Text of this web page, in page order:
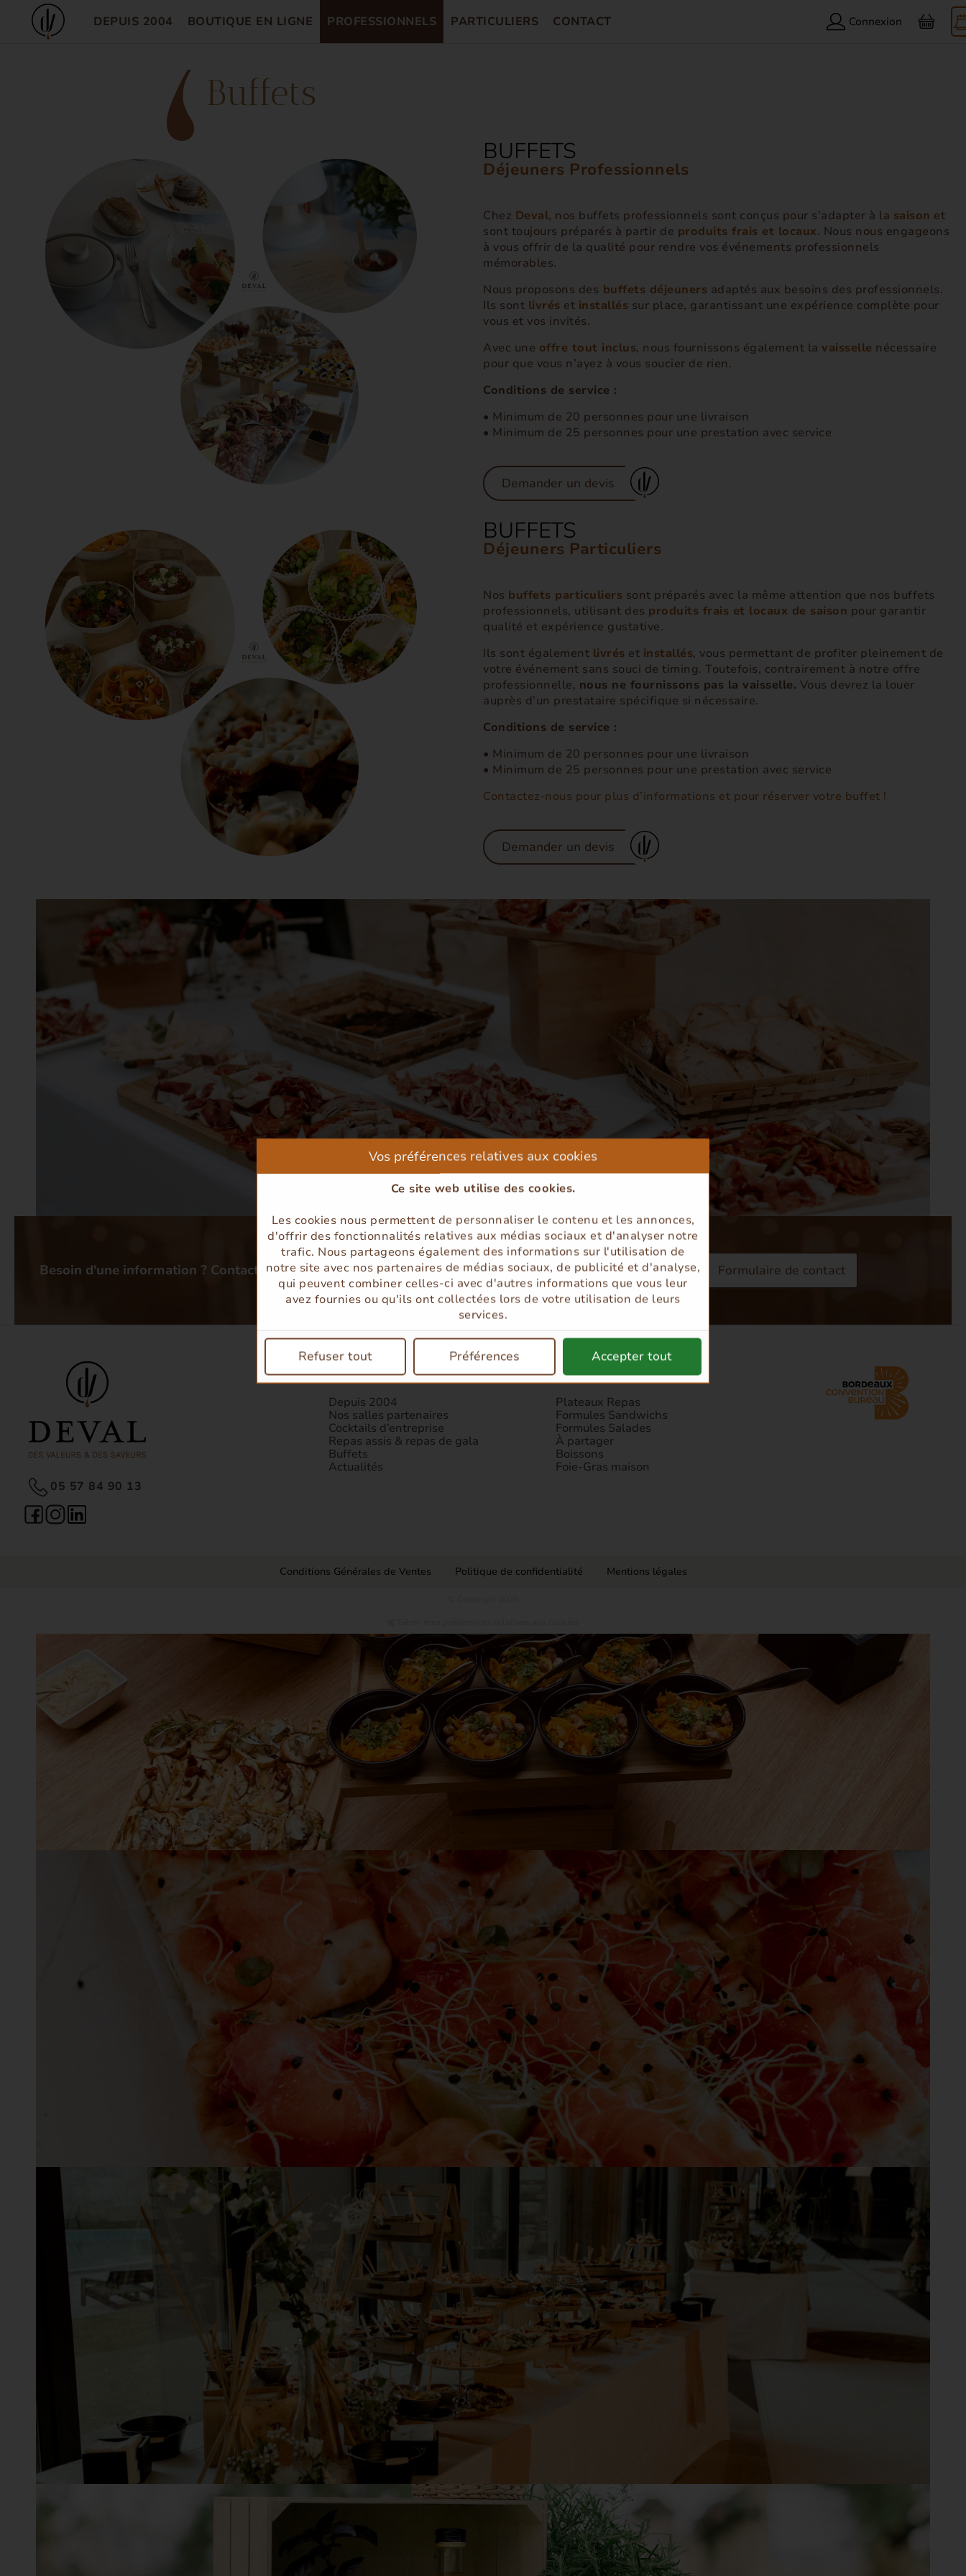
Vos préférences relatives aux cookies
Ce site web utilise des cookies.
Les cookies nous permettent de personnaliser le contenu et les annonces,
d'offrir des fonctionnalités relatives aux médias sociaux et d'analyser notre
trafic. Nous partageons également des informations sur l'utilisation de
notre site avec nos partenaires de médias sociaux, de publicité et d'analyse,
qui peuvent combiner celles-ci avec d'autres informations que vous leur
avez fournies ou qu'ils ont collectées lors de votre utilisation de leurs
services.
Refuser tout Préférences Accepter tout
DEPUIS 2004 BOUTIQUE EN LIGNE PROFESSIONNELS PARTICULIERS CONTACT Connexion
Buffets
BUFFETS
Déjeuners Professionnels
Chez Deval, nos buffets professionnels sont conçus pour s’adapter à la saison et
sont toujours préparés à partir de produits frais et locaux. Nous nous engageons
à vous offrir de la qualité pour rendre vos événements professionnels
mémorables.
Nous proposons des buffets déjeuners adaptés aux besoins des professionnels.
Ils sont livrés et installés sur place, garantissant une expérience complète pour
vous et vos invités.
Avec une offre tout inclus, nous fournissons également la vaisselle nécessaire
pour que vous n’ayez à vous soucier de rien.
Conditions de service :
• Minimum de 20 personnes pour une livraison
• Minimum de 25 personnes pour une prestation avec service
Demander un devis
BUFFETS
Déjeuners Particuliers
Nos buffets particuliers sont préparés avec la même attention que nos buffets
professionnels, utilisant des produits frais et locaux de saison pour garantir
qualité et expérience gustative.
Ils sont également livrés et installés, vous permettant de profiter pleinement de
votre événement sans souci de timing. Toutefois, contrairement à notre offre
professionnelle, nous ne fournissons pas la vaisselle. Vous devrez la louer
auprès d’un prestataire spécifique si nécessaire.
Conditions de service :
• Minimum de 20 personnes pour une livraison
• Minimum de 25 personnes pour une prestation avec service
Contactez-nous pour plus d’informations et pour réserver votre buffet !
Demander un devis
{ nbItems:5, moving:true, arrow:true, styleMove:'', speed:8000, fade:700 }
Besoin d'une information ? Contactez-nous au 05 57 84 90 13 ! Formulaire de contact
05 57 84 90 13
Depuis 2004
Nos salles partenaires
Cocktails d’entreprise
Repas assis & repas de gala
Buffets
Actualités
BOUTIQUE EN LIGNE
Plateaux Repas
Formules Sandwichs
Formules Salades
À partager
Boissons
Foie-Gras maison
Conditions Générales de Ventes Politique de confidentialité Mentions légales